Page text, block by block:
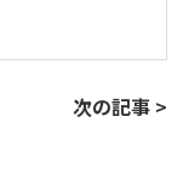
次の記事 >